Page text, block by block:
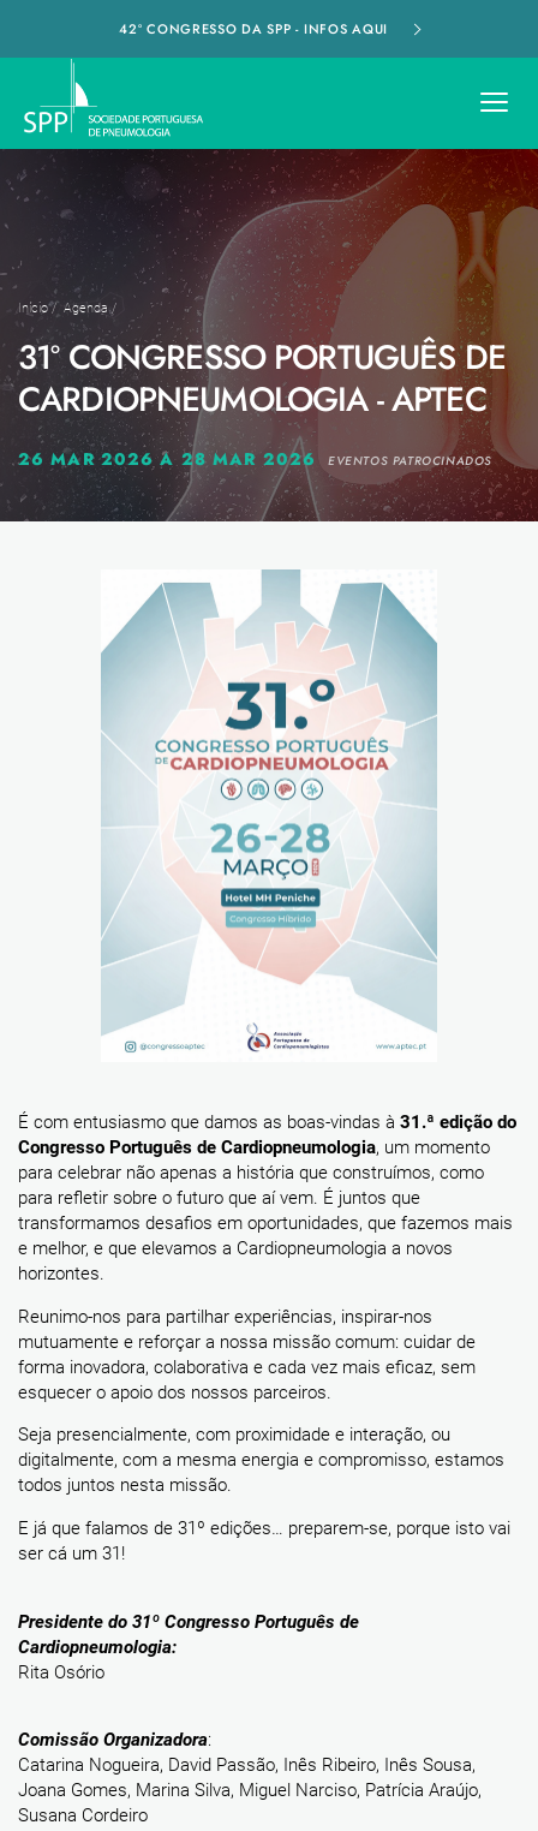
42º CONGRESSO DA SPP - INFOS AQUI
Início/ Agenda/
31º CONGRESSO PORTUGUÊS DE
CARDIOPNEUMOLOGIA - APTEC
26 MAR 2026 A 28 MAR 2026 EVENTOS PATROCINADOS
É com entusiasmo que damos as boas-vindas à 31.ª edição do
Congresso Português de Cardiopneumologia, um momento
para celebrar não apenas a história que construímos, como
para refletir sobre o futuro que aí vem. É juntos que
transformamos desafios em oportunidades, que fazemos mais
e melhor, e que elevamos a Cardiopneumologia a novos
horizontes.
Reunimo-nos para partilhar experiências, inspirar-nos
mutuamente e reforçar a nossa missão comum: cuidar de
forma inovadora, colaborativa e cada vez mais eficaz, sem
esquecer o apoio dos nossos parceiros.
Seja presencialmente, com proximidade e interação, ou
digitalmente, com a mesma energia e compromisso, estamos
todos juntos nesta missão.
E já que falamos de 31º edições… preparem-se, porque isto vai
ser cá um 31!
Presidente do 31º Congresso Português de
Cardiopneumologia:
Rita Osório
Comissão Organizadora:
Catarina Nogueira, David Passão, Inês Ribeiro, Inês Sousa,
Joana Gomes, Marina Silva, Miguel Narciso, Patrícia Araújo,
Susana Cordeiro